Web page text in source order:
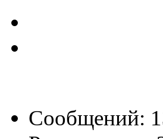
Сообщений: